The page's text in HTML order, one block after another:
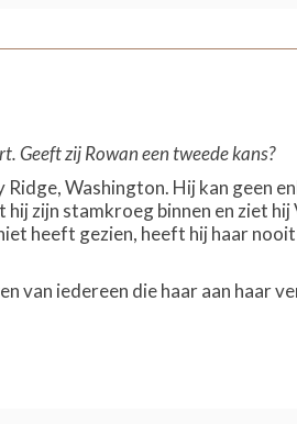
Geeft zij Rowan een tweede kans?
Washington. Hij kan geen
hij zijn stamkroeg binnen en ziet
heeft gezien, heeft hij haar
van iedereen die haar aan haar